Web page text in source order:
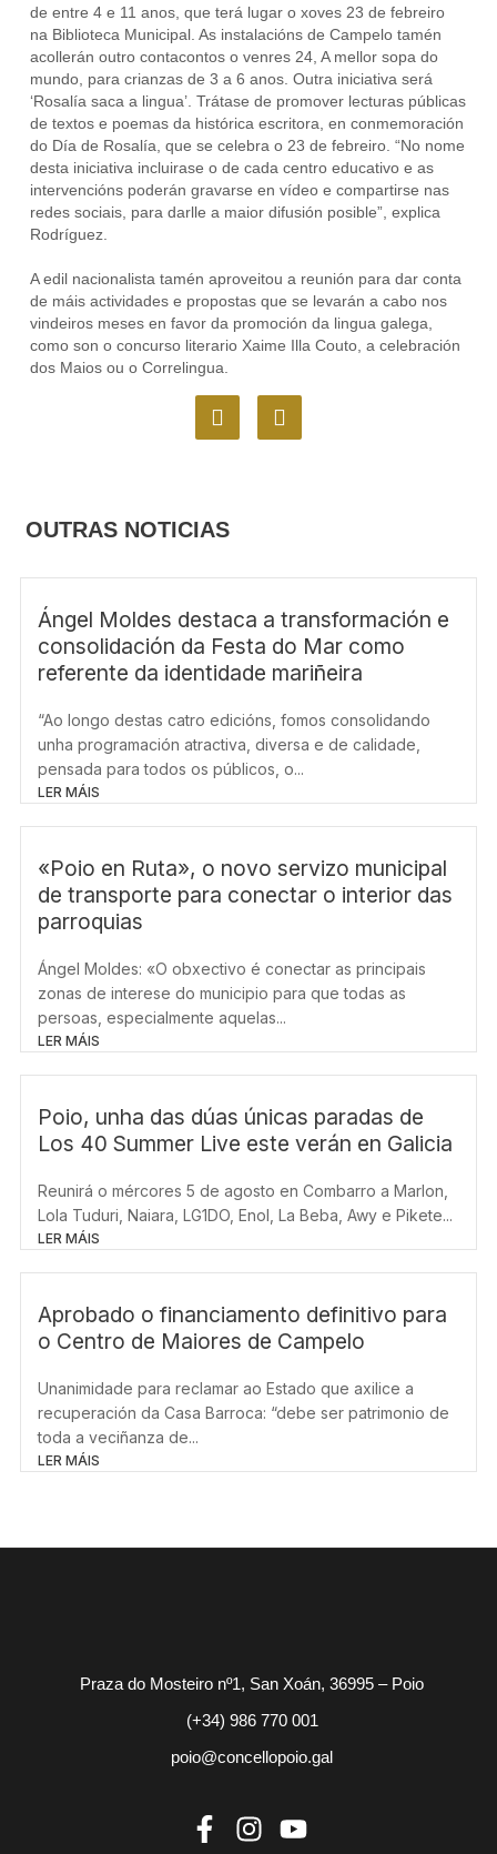
de entre 4 e 11 anos, que terá lugar o xoves 23 de febreiro
na Biblioteca Municipal. As instalacións de Campelo tamén
acollerán outro contacontos o venres 24, A mellor sopa do
mundo, para crianzas de 3 a 6 anos. Outra iniciativa será
‘Rosalía saca a lingua’. Trátase de promover lecturas públicas
de textos e poemas da histórica escritora, en conmemoración
do Día de Rosalía, que se celebra o 23 de febreiro. “No nome
desta iniciativa incluirase o de cada centro educativo e as
intervencións poderán gravarse en vídeo e compartirse nas
redes sociais, para darlle a maior difusión posible”, explica
Rodríguez.
A edil nacionalista tamén aproveitou a reunión para dar conta
de máis actividades e propostas que se levarán a cabo nos
vindeiros meses en favor da promoción da lingua galega,
como son o concurso literario Xaime Illa Couto, a celebración
dos Maios ou o Correlingua.
F
a
o
o
I
n
m
OUTRAS NOTICIAS
Ángel Moldes destaca a transformación e
consolidación da Festa do Mar como
referente da identidade mariñeira
“Ao longo destas catro edicións, fomos consolidando
unha programación atractiva, diversa e de calidade,
pensada para todos os públicos, o...
LER MÁIS
«Poio en Ruta», o novo servizo municipal
de transporte para conectar o interior das
parroquias
Ángel Moldes: «O obxectivo é conectar as principais
zonas de interese do municipio para que todas as
persoas, especialmente aquelas...
LER MÁIS
Poio, unha das dúas únicas paradas de
Los 40 Summer Live este verán en Galicia
Reunirá o mércores 5 de agosto en Combarro a Marlon,
Lola Tuduri, Naiara, LG1DO, Enol, La Beba, Awy e Pikete...
LER MÁIS
Aprobado o financiamento definitivo para
o Centro de Maiores de Campelo
Unanimidade para reclamar ao Estado que axilice a
recuperación da Casa Barroca: “debe ser patrimonio de
toda a veciñanza de...
LER MÁIS
Praza do Mosteiro nº1, San Xoán, 36995 – Poio
(+34) 986 770 001
poio@concellopoio.gal